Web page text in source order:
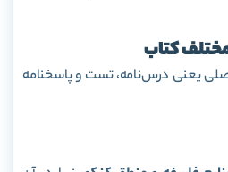
کتاب
یعنی درس‌نامه، تست و پاسخنامه